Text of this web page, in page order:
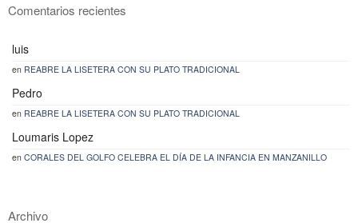
Comentarios recientes
luis
en REABRE LA LISETERA CON SU PLATO TRADICIONAL
Pedro
en REABRE LA LISETERA CON SU PLATO TRADICIONAL
Loumaris Lopez
en CORALES DEL GOLFO CELEBRA EL DÍA DE LA INFANCIA EN MANZANILLO
Archivo